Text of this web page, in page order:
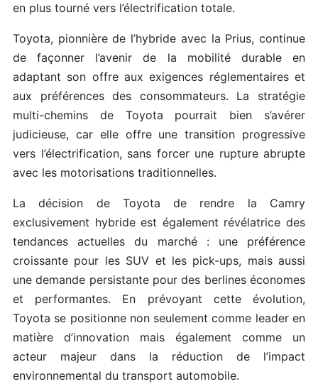
en plus tourné vers l’électrification totale.
Toyota, pionnière de l’hybride avec la Prius, continue
de façonner l’avenir de la mobilité durable en
adaptant son offre aux exigences réglementaires et
aux préférences des consommateurs. La stratégie
multi-chemins de Toyota pourrait bien s’avérer
judicieuse, car elle offre une transition progressive
vers l’électrification, sans forcer une rupture abrupte
avec les motorisations traditionnelles.
La décision de Toyota de rendre la Camry
exclusivement hybride est également révélatrice des
tendances actuelles du marché : une préférence
croissante pour les SUV et les pick-ups, mais aussi
une demande persistante pour des berlines économes
et performantes. En prévoyant cette évolution,
Toyota se positionne non seulement comme leader en
matière d’innovation mais également comme un
acteur majeur dans la réduction de l’impact
environnemental du transport automobile.